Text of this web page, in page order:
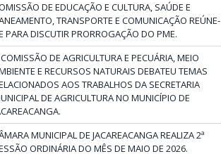
DE EDUCAÇÃO E CULTURA, SAÚDE E
TRANSPORTE E COMUNICAÇÃO REÚNE-
PARA DISCUTIR PRORROGAÇÃO DO PME.
DE AGRICULTURA E PECUÁRIA, MEIO
E RECURSOS NATURAIS DEBATEU TEMAS
AOS TRABALHOS DA SECRETARIA
DE AGRICULTURA NO MUNICÍPIO DE
MUNICIPAL DE JACAREACANGA REALIZA 2ª
ORDINÁRIA DO MÊS DE MAIO DE 2026.